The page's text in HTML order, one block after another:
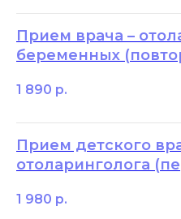
Прием врача –
беременных
1 890 р.
Прием детского
отоларинголога
1 980 р.